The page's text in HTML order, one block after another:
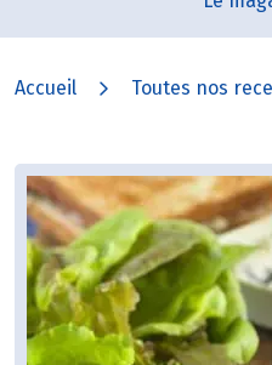
Accueil Toutes nos